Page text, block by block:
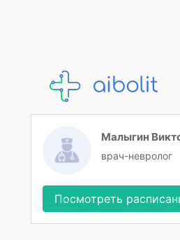
Малыгин
врач-невролог
Посмотреть